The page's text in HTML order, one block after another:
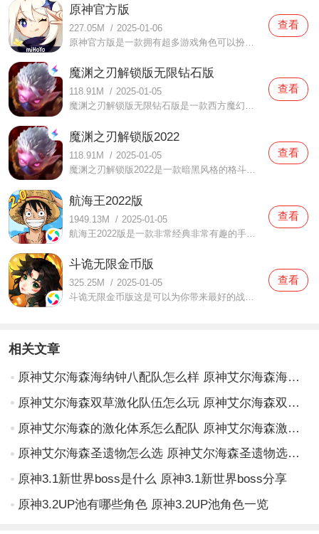
原神官方版
227.05M / 2025-01-06
查看
魔渊之刃解锁版无限钻石版
118.91M / 2025-01-05
魔渊之刃解锁版无限钻石版是一款西方魔幻格斗游戏。在这款魔渊之刃解锁版无限钻石版中解锁了各种资源，玩家们都可以自由的使用，上线的时候就可以直接领取了，可以降低你玩游戏的难度哦。游戏中有着非常精美暗黑的画风，全新的打击体验，还有各种关卡都在等你哦。快来一起
查看
魔渊之刃解锁版2022
118.91M / 2025-01-05
魔渊之刃解锁版2022是一款暗黑风格的格斗游戏。在这款魔渊之刃解锁版2022中打造的风格是非常黑暗的，整个游戏的画风也是比较精致的，游戏中有非常多的关卡和困难都在等你来体验，当你在面对各种关卡的时候都需要克服它们，增强自己的实力，战胜更多的敌人！感兴趣的小伙伴们都
查看
航海王2022版
1949.13M / 2025-01-05
航海王2022版是一款非常经典非常有趣的手机游戏，航海王2022版这里有非常丰富的游戏玩法，还有很多经典的动漫角色，超棒的配音，还有很多游戏场景都可以让你进入，在游戏当中玩家们有更加舒适的体验，在游戏当中还可以获得非常多的游戏奖励，解锁更厉害的游戏角色，还等什么？
查看
斗诡无限金币版
325.25M / 2025-01-05
斗诡无限金币版这是可以为你带来最好的战斗体验，可以给你带来相当刺激丰富的游戏内容的手机游戏，这里的游戏画质非常的好，而且各种特效都非常的好玩好看，这里还可以为你带来各种精彩的动作内容，大家在操作角色的时候可以感受到最好的体验，而且这里的游戏特效也非常的
查看
相关文章
原神艾尔海森海纳钟八配队怎么样 原神艾尔海森海纳钟八配队解析
原神艾尔海森双草激化队伍怎么玩 原神艾尔海森双草激化队伍详解
原神艾尔海森的激化体系怎么配队 原神艾尔海森激化体系配队思路
原神艾尔海森圣遗物怎么选 原神艾尔海森圣遗物选择攻略
原神3.1新世界boss是什么 原神3.1新世界boss分享
原神3.2UP池有哪些角色 原神3.2UP池角色一览